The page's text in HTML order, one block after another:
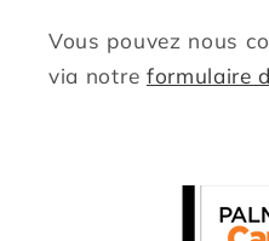
Vous pouvez nous
via notre formulaire